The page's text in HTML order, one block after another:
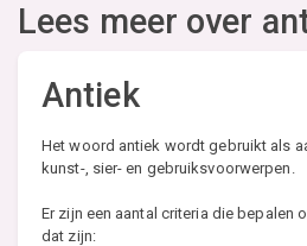
Lees meer over
Antiek
Het woord antiek wordt gebruikt als
kunst-, sier- en gebruiksvoorwerpen.
Er zijn een aantal criteria die bepalen
dat zijn: